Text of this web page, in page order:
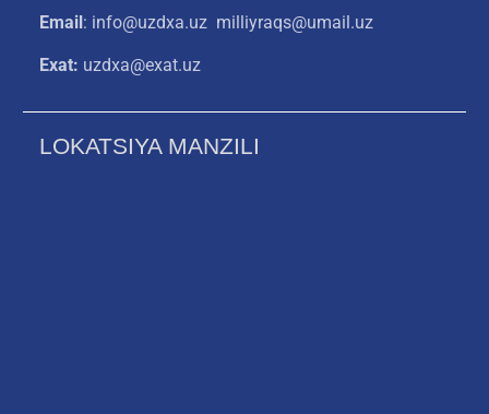
Email: info@uzdxa.uz milliyraqs@umail.uz
Exat: uzdxa@exat.uz
LOKATSIYA MANZILI